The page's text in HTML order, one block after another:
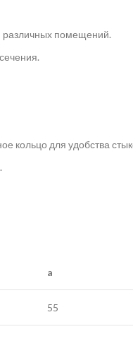
различных помещений.
кольцо для удобства
a
55